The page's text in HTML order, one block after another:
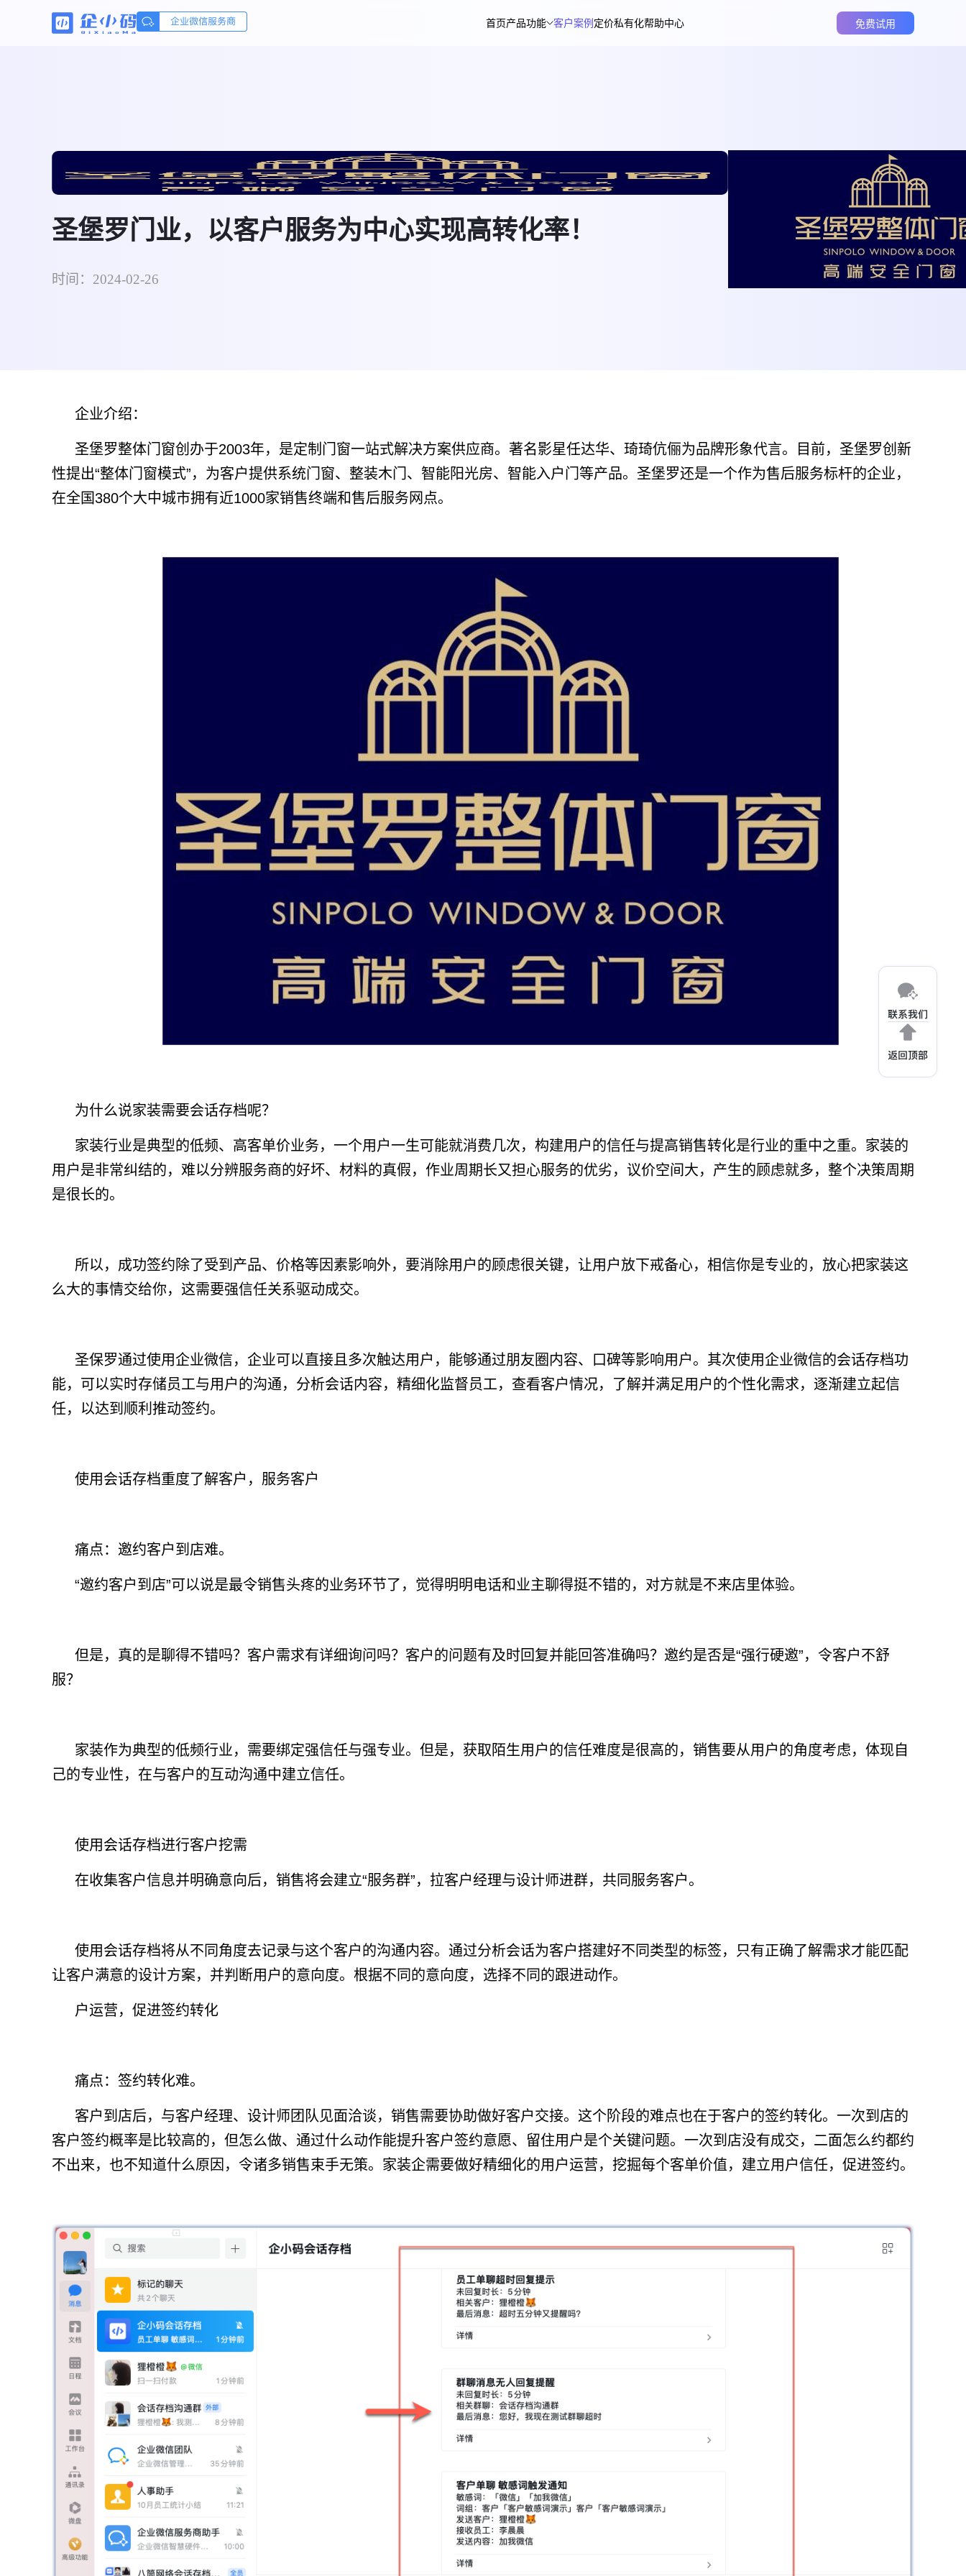
首页产品功能 客户案例 定价私有化帮助中心 免费试用
圣堡罗门业，以客户服务为中心实现高转化率！
时间：2024-02-26
企业介绍：
圣堡罗整体门窗创办于2003年，是定制门窗一站式解决方案供应商。著名影星任达华、琦琦伉俪为品牌形象代言。目前，圣堡罗创新
性提出“整体门窗模式”，为客户提供系统门窗、整装木门、智能阳光房、智能入户门等产品。圣堡罗还是一个作为售后服务标杆的企业，
在全国380个大中城市拥有近1000家销售终端和售后服务网点。
为什么说家装需要会话存档呢？
家装行业是典型的低频、高客单价业务，一个用户一生可能就消费几次，构建用户的信任与提高销售转化是行业的重中之重。家装的
用户是非常纠结的，难以分辨服务商的好坏、材料的真假，作业周期长又担心服务的优劣，议价空间大，产生的顾虑就多，整个决策周期
是很长的。
所以，成功签约除了受到产品、价格等因素影响外，要消除用户的顾虑很关键，让用户放下戒备心，相信你是专业的，放心把家装这
么大的事情交给你，这需要强信任关系驱动成交。
圣保罗通过使用企业微信，企业可以直接且多次触达用户，能够通过朋友圈内容、口碑等影响用户。其次使用企业微信的会话存档功
能，可以实时存储员工与用户的沟通，分析会话内容，精细化监督员工，查看客户情况，了解并满足用户的个性化需求，逐渐建立起信
任，以达到顺利推动签约。
使用会话存档重度了解客户，服务客户
痛点：邀约客户到店难。
“邀约客户到店”可以说是最令销售头疼的业务环节了，觉得明明电话和业主聊得挺不错的，对方就是不来店里体验。
但是，真的是聊得不错吗？客户需求有详细询问吗？客户的问题有及时回复并能回答准确吗？邀约是否是“强行硬邀”，令客户不舒
服？
家装作为典型的低频行业，需要绑定强信任与强专业。但是，获取陌生用户的信任难度是很高的，销售要从用户的角度考虑，体现自
己的专业性，在与客户的互动沟通中建立信任。
使用会话存档进行客户挖需
在收集客户信息并明确意向后，销售将会建立“服务群”，拉客户经理与设计师进群，共同服务客户。
使用会话存档将从不同角度去记录与这个客户的沟通内容。通过分析会话为客户搭建好不同类型的标签，只有正确了解需求才能匹配
让客户满意的设计方案，并判断用户的意向度。根据不同的意向度，选择不同的跟进动作。
户运营，促进签约转化
痛点：签约转化难。
客户到店后，与客户经理、设计师团队见面洽谈，销售需要协助做好客户交接。这个阶段的难点也在于客户的签约转化。一次到店的
客户签约概率是比较高的，但怎么做、通过什么动作能提升客户签约意愿、留住用户是个关键问题。一次到店没有成交，二面怎么约都约
不出来，也不知道什么原因，令诸多销售束手无策。家装企需要做好精细化的用户运营，挖掘每个客单价值，建立用户信任，促进签约。